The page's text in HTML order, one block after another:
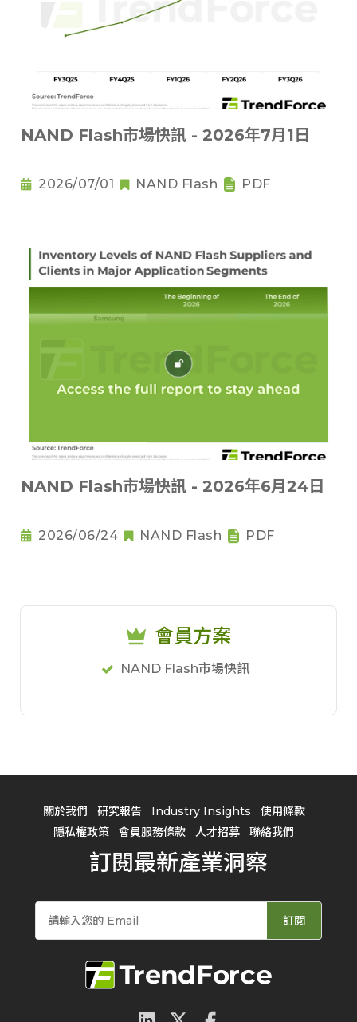
NAND Flash市場快訊 - 2026年7月1日
2026/07/01 NAND Flash PDF
NAND Flash市場快訊 - 2026年6月24日
2026/06/24 NAND Flash PDF
會員方案
NAND Flash市場快訊
關於我們 研究報告 Industry Insights
使用條款
隱私權政策
會員服務條款 人才招募 聯絡我們
訂閱最新產業洞察
訂閱